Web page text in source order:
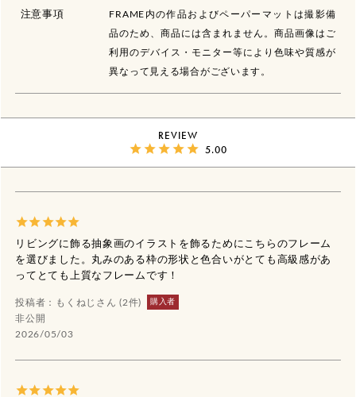
注意事項
FRAME内の作品およびペーパーマットは撮影備
品のため、商品には含まれません。商品画像はご
利用のデバイス・モニター等により色味や質感が
異なって見える場合がございます。
REVIEW
5.00
もくねじ 2 購入者
非公開
2026/05/03
リビングに飾る抽象画のイラストを飾るためにこちらのフレーム
を選びました。丸みのある枠の形状と色合いがとても高級感があ
ってとても上質なフレームです！